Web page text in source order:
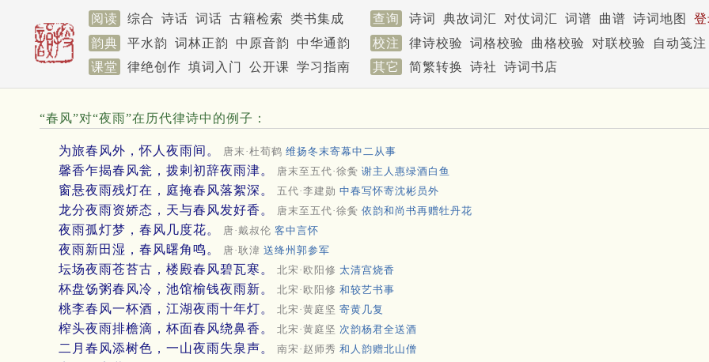
阅读 综合 诗话 词话 古籍检索 类书集成 查询 诗词 典故词汇 对仗词汇 词谱 曲谱 诗词地图
韵典
平水韵 词林正韵 中原音韵 中华通韵 校注 律诗校验 词格校验 曲格校验 对联校验
自动笺注
课堂
律绝创作 填词入门 公开课 学习指南 其它 简繁转换 诗社 诗词书店
“春风”对“夜雨”在历代律诗中的例子：
为旅春风外，怀人夜雨间。 唐末·杜荀鹤 维扬冬末寄幕中二从事
馨香乍揭春风瓮，拨剌初辞夜雨津。 唐末至五代·徐夤 谢主人惠绿酒白鱼
窗悬夜雨残灯在，庭掩春风落絮深。 五代·李建勋 中春写怀寄沈彬员外
龙分夜雨资娇态，天与春风发好香。 唐末至五代·徐夤 依韵和尚书再赠牡丹花
夜雨孤灯梦，春风几度花。 唐·戴叔伦 客中言怀
夜雨新田湿，春风曙角鸣。 唐·耿湋 送绛州郭参军
坛场夜雨苍苔古，楼殿春风碧瓦寒。 北宋·欧阳修 太清宫烧香
杯盘饧粥春风冷，池馆榆钱夜雨新。 北宋·欧阳修 和较艺书事
桃李春风一杯酒，江湖夜雨十年灯。 北宋·黄庭坚 寄黄几复
榨头夜雨排檐滴，杯面春风绕鼻香。 北宋·黄庭坚 次韵杨君全送酒
二月春风添树色，一山夜雨失泉声。 南宋·赵师秀 和人韵赠北山僧